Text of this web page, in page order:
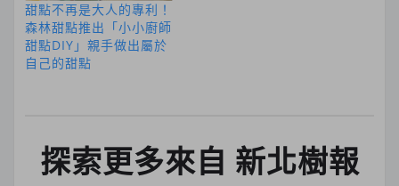
甜點不再是大人的專利！
森林甜點推出「小小廚師
甜點DIY」親手做出屬於
自己的甜點
探索更多來自 新北樹報